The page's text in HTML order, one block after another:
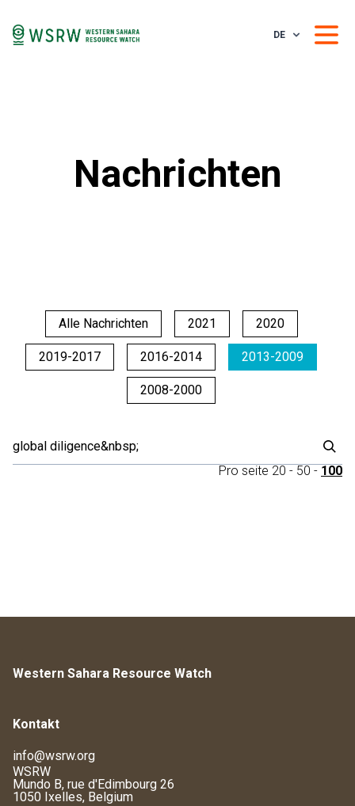
DE
Nachrichten
Alle Nachrichten 2021 2020
2019-2017 2016-2014 2013-2009
2008-2000
Pro seite 20 - 50 - 100
Western Sahara Resource Watch
Kontakt
info@wsrw.org
WSRW
Mundo B, rue d'Edimbourg 26
1050 Ixelles, Belgium